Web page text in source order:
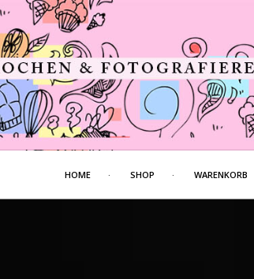
HOME SHOP WARENKORB